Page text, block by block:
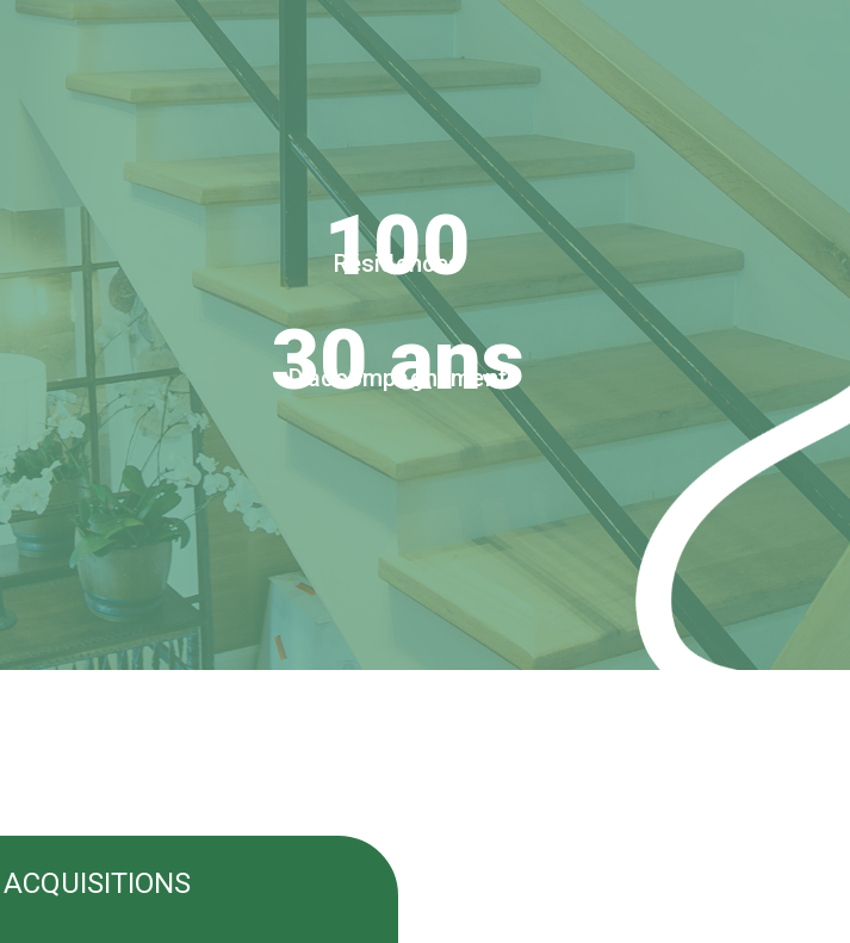
100
Résidences
30 ans
D'accompagnement